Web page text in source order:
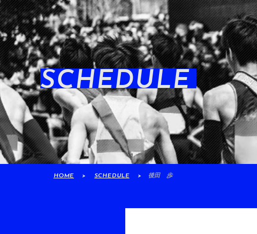
SCHEDULE
HOME SCHEDULE 後田 歩